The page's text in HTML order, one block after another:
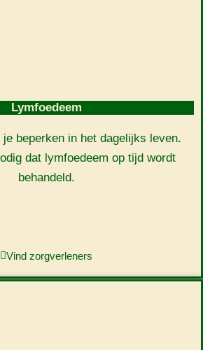
Lymfoedeem
je beperken in het dagelijks leven.
dat lymfoedeem op tijd wordt
behandeld.
Vind zorgverleners